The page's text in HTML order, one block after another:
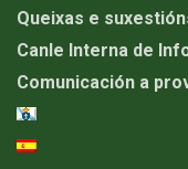
Queixas e
Canle Interna de
Comunicación a